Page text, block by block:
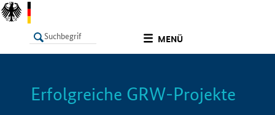
MENÜ
LISTE Info
Erfolgreiche GRW-Projekte